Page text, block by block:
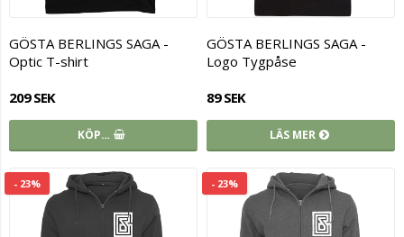
GÖSTA BERLINGS SAGA -
Optic T-shirt
209 SEK
KÖP…
GÖSTA BERLINGS SAGA -
Logo Tygpåse
89 SEK
LÄS MER
- 23% - 23%